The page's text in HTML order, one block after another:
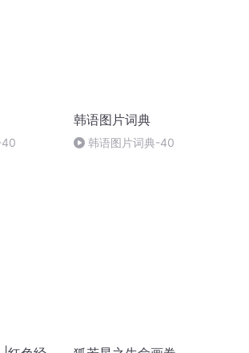
40
韩语图片词典
韩语图片词典-40